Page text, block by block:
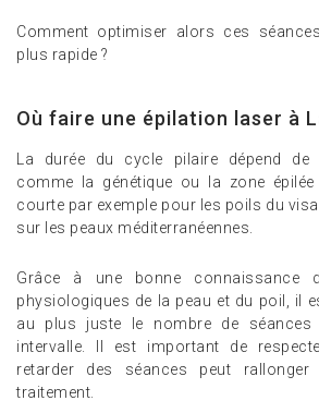
Comment optimiser alors ces
plus rapide ?
Où faire une épilation laser à
La durée du cycle pilaire dépend de
comme la génétique ou la zone
courte par exemple pour les poils du
sur les peaux méditerranéennes.
Grâce à une bonne connaissance
physiologiques de la peau et du poil, il
au plus juste le nombre de séances
intervalle. Il est important de
retarder des séances peut
traitement.